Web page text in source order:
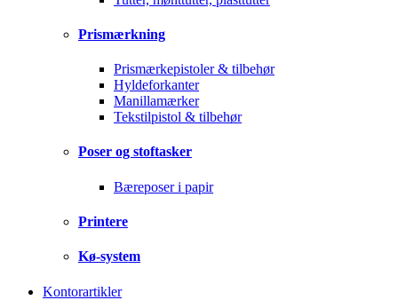
Prismærkning
Prismærkepistoler & tilbehør
Hyldeforkanter
Manillamærker
Tekstilpistol & tilbehør
Poser og stoftasker
Bæreposer i papir
Printere
Kø-system
Kontorartikler